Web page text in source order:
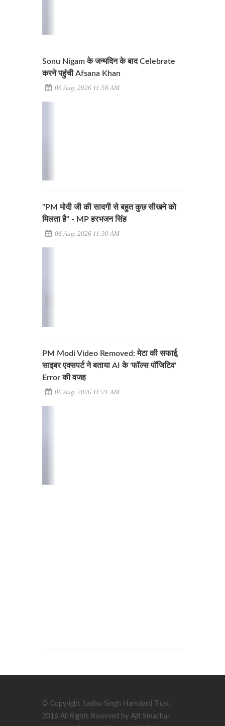
Sonu Nigam के जन्मदिन के बाद Celebrate
करने पहुंची Afsana Khan
06 Aug, 2026 11:58 AM
"PM मोदी जी की सादगी से बहुत कुछ सीखने को
मिलता है" - MP हरभजन सिंह
06 Aug, 2026 11:30 AM
PM Modi Video Removed: मेटा की सफाई,
साइबर एक्सपर्ट ने बताया AI के 'फॉल्स पॉजिटिव'
Error की वजह
06 Aug, 2026 11:21 AM
© Copyright Sadhu Singh Hamdard Trust,
2016 All Rights Reserved by Ajit Smachar.